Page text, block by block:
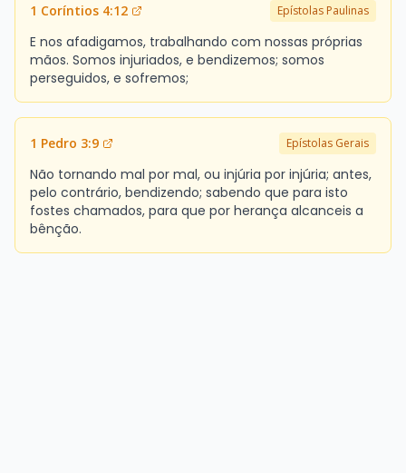
1 Coríntios 4:12 Epístolas Paulinas
E nos afadigamos, trabalhando com nossas próprias
mãos. Somos injuriados, e bendizemos; somos
perseguidos, e sofremos;
1 Pedro 3:9 Epístolas Gerais
Não tornando mal por mal, ou injúria por injúria; antes,
pelo contrário, bendizendo; sabendo que para isto
fostes chamados, para que por herança alcanceis a
bênção.